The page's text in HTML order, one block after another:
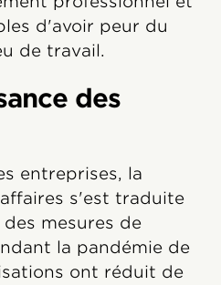
d'avoir peur du
de travail.
des
entreprises, la
s'est traduite
mesures de
la pandémie de
ont réduit de